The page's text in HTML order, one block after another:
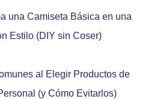
una Camiseta Básica en una
Estilo (DIY sin Coser)
al Elegir Productos de
(y Cómo Evitarlos)